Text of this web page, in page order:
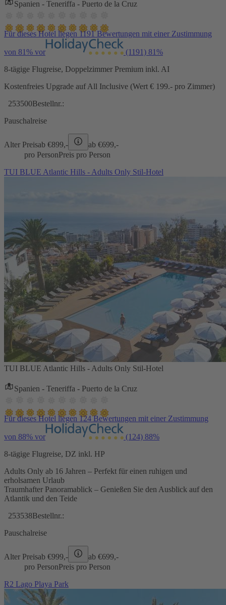
Spanien - Teneriffa - Puerto de la Cruz
Für dieses Hotel liegen 1191 Bewertungen mit einer Zustimmung
von 81% vor (1191) 81%
8-tägige Flugreise, Doppelzimmer Premium inkl. AI
Kostenfreies Upgrade auf All Inclusive (Wert € 199.- pro Zimmer)
253500Bestellnr.:
Pauschalreise
Alter Preisab €899,- ab €699,-
pro PersonPreis pro Person
TUI BLUE Atlantic Hills - Adults Only Stil-Hotel
TUI BLUE Atlantic Hills - Adults Only Stil-Hotel
Spanien - Teneriffa - Puerto de la Cruz
Für dieses Hotel liegen 124 Bewertungen mit einer Zustimmung
von 88% vor (124) 88%
8-tägige Flugreise, DZ inkl. HP
Adults Only ab 16 Jahren – Perfekt für einen ruhigen und
erholsamen Urlaub
Traumhafter Panoramablick – Genießen Sie den Ausblick auf den
Atlantik und den Teide
253538Bestellnr.:
Pauschalreise
Alter Preisab €999,- ab €699,-
pro PersonPreis pro Person
R2 Lago Playa Park